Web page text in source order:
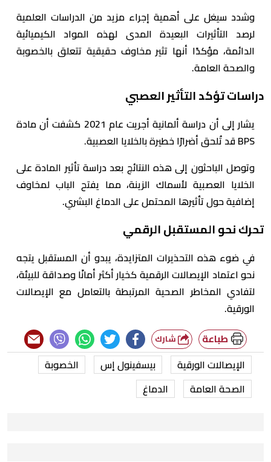
وشدد سيغل على أهمية إجراء مزيد من الدراسات العلمية
لرصد التأثيرات البعيدة المدى لهذه المواد الكيميائية
الدائمة، مؤكدًا أنها تثير مخاوف حقيقية تتعلق بالخصوبة
والصحة العامة.
دراسات تؤكد التأثير العصبي
يشار إلى أن دراسة ألمانية أجريت عام 2021 كشفت أن مادة
BPS قد تُلحق أضرارًا خطيرة بالخلايا العصبية.
وتوصل الباحثون إلى هذه النتائج بعد دراسة تأثير المادة على
الخلايا العصبية لأسماك الزينة، مما يفتح الباب لمخاوف
إضافية حول تأثيرها المحتمل على الدماغ البشري.
تحرك نحو المستقبل الرقمي
في ضوء هذه التحذيرات المتزايدة، يبدو أن المستقبل يتجه
نحو اعتماد الإيصالات الرقمية كخيار أكثر أمانًا وصداقة للبيئة،
لتفادي المخاطر الصحية المرتبطة بالتعامل مع الإيصالات
الورقية.
طباعة
الإيصالات الورقية بيسفينول إس
الخصوبة
الصحة العامة
الدماغ